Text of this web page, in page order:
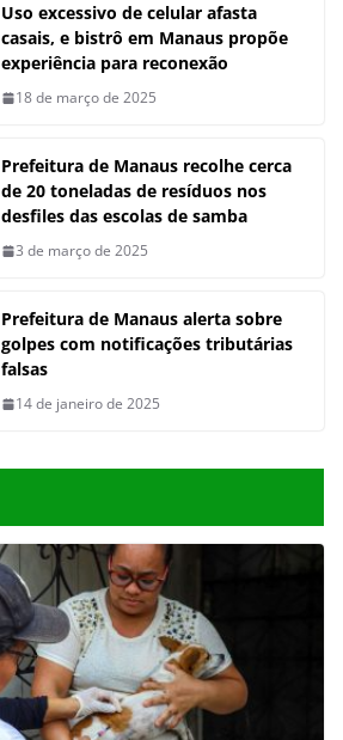
Uso excessivo de celular afasta
casais, e bistrô em Manaus propõe
experiência para reconexão
18 de março de 2025
Prefeitura de Manaus recolhe cerca
de 20 toneladas de resíduos nos
desfiles das escolas de samba
3 de março de 2025
Prefeitura de Manaus alerta sobre
golpes com notificações tributárias
falsas
14 de janeiro de 2025